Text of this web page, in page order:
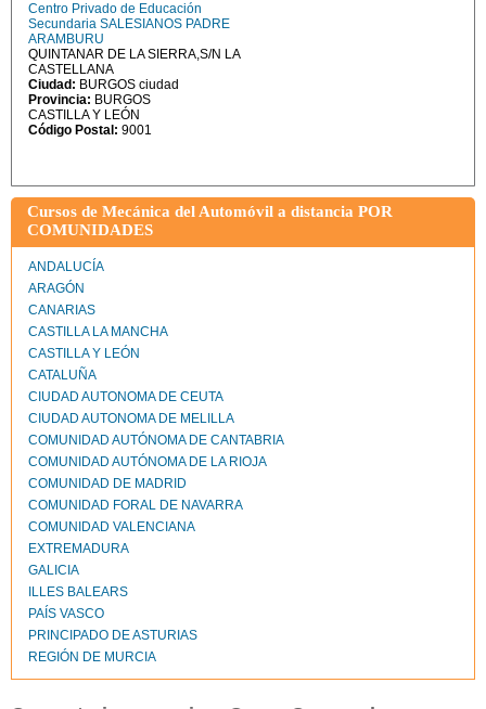
Centro Privado de Educación
Secundaria SALESIANOS PADRE
ARAMBURU
QUINTANAR DE LA SIERRA,S/N LA
CASTELLANA
Ciudad: BURGOS ciudad
Provincia: BURGOS
CASTILLA Y LEÓN
Código Postal: 9001
Cursos de Mecánica del Automóvil a distancia POR
COMUNIDADES
ANDALUCÍA
ARAGÓN
CANARIAS
CASTILLA LA MANCHA
CASTILLA Y LEÓN
CATALUÑA
CIUDAD AUTONOMA DE CEUTA
CIUDAD AUTONOMA DE MELILLA
COMUNIDAD AUTÓNOMA DE CANTABRIA
COMUNIDAD AUTÓNOMA DE LA RIOJA
COMUNIDAD DE MADRID
COMUNIDAD FORAL DE NAVARRA
COMUNIDAD VALENCIANA
EXTREMADURA
GALICIA
ILLES BALEARS
PAÍS VASCO
PRINCIPADO DE ASTURIAS
REGIÓN DE MURCIA